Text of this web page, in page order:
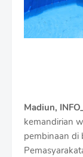
Madiun,
kemandirian
pembinaan di
a
n
D
W
i
t
h
S